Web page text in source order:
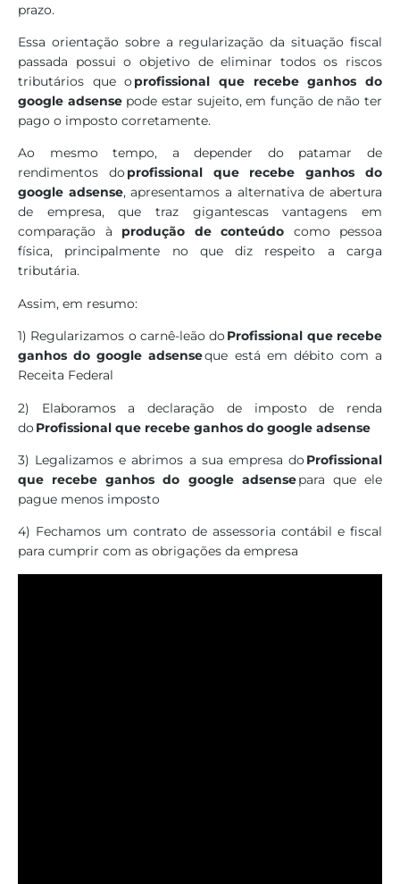
prazo.
Essa orientação sobre a regularização da situação fiscal
passada possui o objetivo de eliminar todos os riscos
tributários que o profissional que recebe ganhos do
google adsense pode estar sujeito, em função de não ter
pago o imposto corretamente.
Ao mesmo tempo, a depender do patamar de
rendimentos do profissional que recebe ganhos do
google adsense, apresentamos a alternativa de abertura
de empresa, que traz gigantescas vantagens em
comparação à produção de conteúdo
como pessoa
física, principalmente no que diz respeito a carga
tributária.
Assim, em resumo:
1) Regularizamos o carnê-leão do Profissional que recebe
ganhos do google adsenseque está em débito com a
Receita Federal
2) Elaboramos a declaração de imposto de renda
do Profissional que recebe ganhos do google adsense
3) Legalizamos e abrimos a sua empresa do Profissional
que recebe ganhos do google adsensepara que ele
pague menos imposto
4) Fechamos um contrato de assessoria contábil e fiscal
para cumprir com as obrigações da empresa